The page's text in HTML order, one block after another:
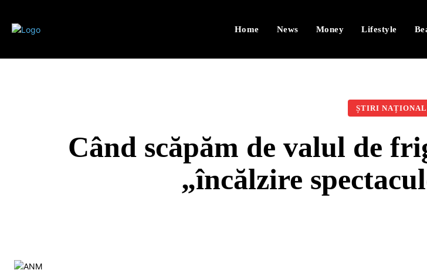
Home News Money Lifestyle
ȘTIRI
Când scăpăm de valul de
„încălzire